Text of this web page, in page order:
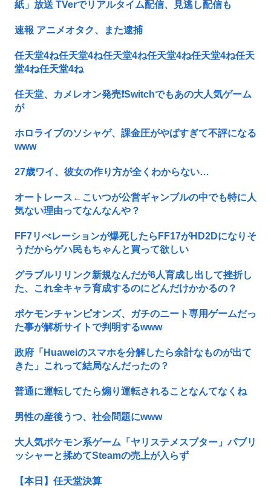
紙」放送 TVerでリアルタイム配信、見逃し配信も
速報 アニメオタク、また逮捕
任天堂4ね任天堂4ね任天堂4ね任天堂4ね任天堂4ね任天
堂4ね任天堂4ね
任天堂、カメレオン発売❗Switchでもあの大人気ゲーム
が
ホロライブのソシャゲ、課金圧がやばすぎて不評になる
www
27歳ワイ、彼女の作り方が全くわからない…
オートレース←こいつが公営ギャンブルの中でも特に人
気ない理由ってなんなんや？
FF7リべレーションが爆死したらFF17がHD2Dになりそ
うだからゲハ民もちゃんと買って欲しい
グラブルリリンク新規なんだが6人育成し出して挫折し
た、これ全キャラ育成するのにどんだけかかるの？
ポケモンチャンピオンズ、ガチのニート専用ゲームだっ
た事が解析サイトで判明するwww
政府「Huaweiのスマホを分解したら余計なものが出て
きた」これって結局なんだったの？
普通に運転してたら煽り運転されることなんてなくね
男性の産後うつ、社会問題にwww
大人気ポケモン系ゲーム「ヤリステメスブター」パブリ
ッシャーと揉めてSteamの売上が入らず
【本日】任天堂決算